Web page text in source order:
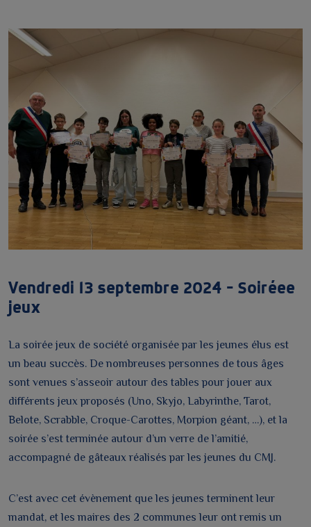
Vendredi 13 septembre 2024 – Soiréee
jeux
La soirée jeux de société organisée par les jeunes élus est
un beau succès. De nombreuses personnes de tous âges
sont venues s’asseoir autour des tables pour jouer aux
différents jeux proposés (Uno, Skyjo, Labyrinthe, Tarot,
Belote, Scrabble, Croque-Carottes, Morpion géant, …), et la
soirée s’est terminée autour d’un verre de l’amitié,
accompagné de gâteaux réalisés par les jeunes du CMJ.
C’est avec cet évènement que les jeunes terminent leur
mandat, et les maires des 2 communes leur ont remis un